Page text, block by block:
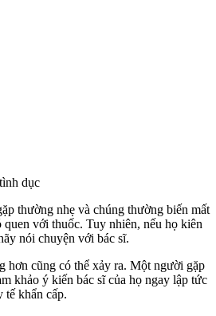
dục
thường nhẹ và chúng thường biến mất
với thuốc. Tuy nhiên, nếu họ kiên
nói chuyện với bác sĩ.
hơn cũng có thể xảy ra. Một người gặp
khảo ý kiến ​​bác sĩ của họ ngay lập tức
tế khẩn cấp.